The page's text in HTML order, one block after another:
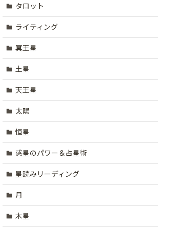
タロット
ライティング
冥王星
土星
天王星
太陽
恒星
惑星のパワー＆占星術
星読みリーディング
月
木星